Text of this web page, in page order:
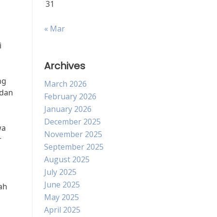
31
« Mar
Archives
March 2026
February 2026
January 2026
December 2025
November 2025
September 2025
August 2025
July 2025
June 2025
May 2025
April 2025